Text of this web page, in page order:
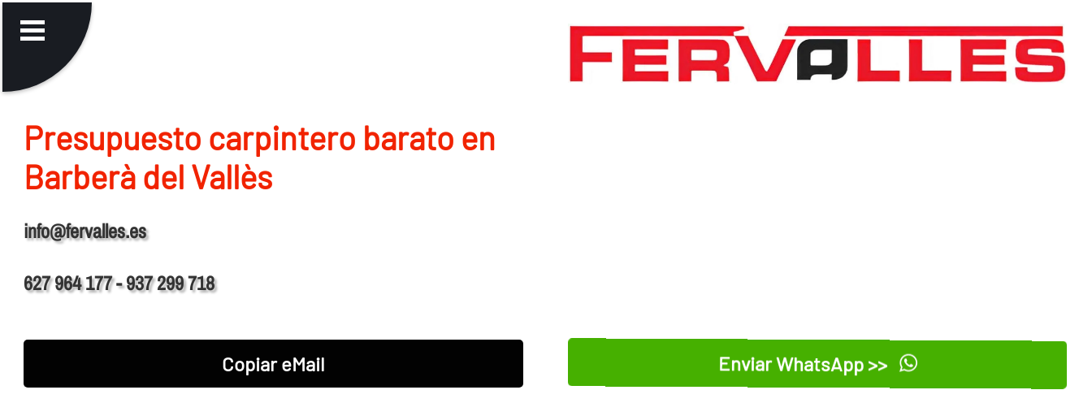
Presupuesto carpintero barato en
Barberà del Vallès
info@fervalles.es
627 964 177 - 937 299 718
Copiar eMail Enviar WhatsApp >>